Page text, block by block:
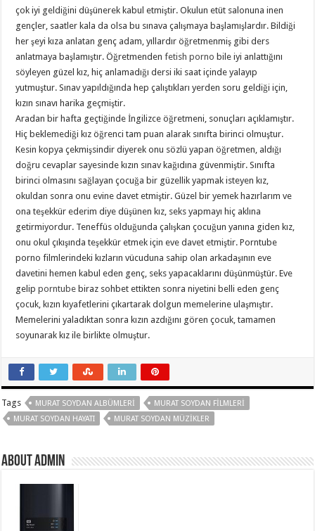
çok iyi geldiğini düşünerek kabul etmiştir. Okulun etüt salonuna inen
gençler, saatler kala da olsa bu sınava çalışmaya başlamışlardır. Bildiği
her şeyi kıza anlatan genç adam, yıllardır öğretmenmiş gibi ders
anlatmaya başlamıştır. Öğretmendenfetish porno bile iyi anlattığını
söyleyen güzel kız, hiç anlamadığı dersi iki saat içinde yalayıp
yutmuştur. Sınav yapıldığında hep çalıştıkları yerden soru geldiği için,
kızın sınavı harika geçmiştir.
Aradan bir hafta geçtiğinde İngilizce öğretmeni, sonuçları açıklamıştır.
Hiç beklemediği kız öğrenci tam puan alarak sınıfta birinci olmuştur.
Kesin kopya çekmişsindir diyerek onu sözlü yapan öğretmen, aldığı
doğru cevaplar sayesinde kızın sınav kağıdına güvenmiştir. Sınıfta
birinci olmasını sağlayan çocuğa bir güzellik yapmak isteyen kız,
okuldan sonra onu evine davet etmiştir. Güzel bir yemek hazırlarım ve
ona teşekkür ederim diye düşünen kız, seks yapmayı hiç aklına
getirmiyordur. Teneffüs olduğunda çalışkan çocuğun yanına giden kız,
onu okul çıkışında teşekkür etmek için eve davet etmiştir. Porntube
porno filmlerindeki kızların vücuduna sahip olan arkadaşının eve
davetini hemen kabul eden genç, seks yapacaklarını düşünmüştür. Eve
gelipporntube biraz sohbet ettikten sonra niyetini belli eden genç
çocuk, kızın kıyafetlerini çıkartarak dolgun memelerine ulaşmıştır.
Memelerini yaladıktan sonra kızın azdığını gören çocuk, tamamen
soyunarak kız ile birlikte olmuştur.
Tags MURAT SOYDAN ALBÜMLERI
MURAT SOYDAN FILMLERI
MURAT SOYDAN HAYATI
MURAT SOYDAN MÜZIKLER
About Admin